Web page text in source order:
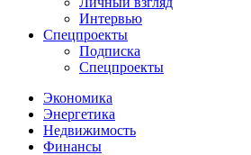
Интервью
Спецпроекты
Подписка
Спецпроекты
Экономика
Энергетика
Недвижимость
Финансы